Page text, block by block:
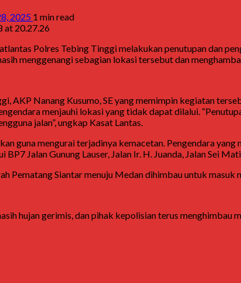
2025 1 min read
Polres Tebing Tinggi melakukan penutupan dan
menggenangi sebagian lokasi tersebut dan
AKP Nanang Kusumo, SE yang memimpin kegiatan
menjauhi lokasi yang tidak dapat dilalui.
jalan”, ungkap Kasat Lantas.
guna mengurai terjadinya kemacetan. Pengendara
Jalan Gunung Lauser, Jalan Ir. H. Juanda, Jalan Sei
Pematang Siantar menuju Medan dihimbau untuk
hujan gerimis, dan pihak kepolisian terus